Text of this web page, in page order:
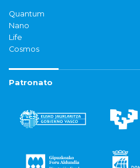
Quantum
Nano
Life
Cosmos
Patronato